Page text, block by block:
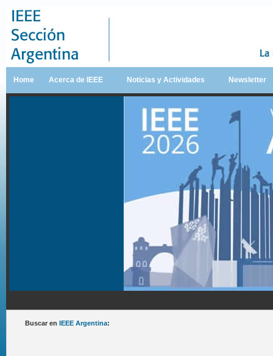
Home Acerca de IEEE Noticias y Actividades Newsletter
Buscar en IEEE Argentina: